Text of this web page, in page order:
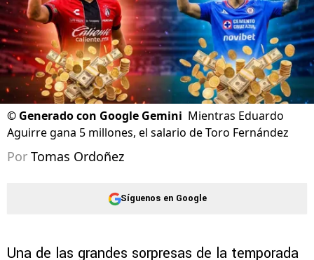
© Generado con Google Gemini Mientras Eduardo
Aguirre gana 5 millones, el salario de Toro Fernández
Por Tomas Ordoñez
Síguenos en Google
Una de las grandes sorpresas de la temporada